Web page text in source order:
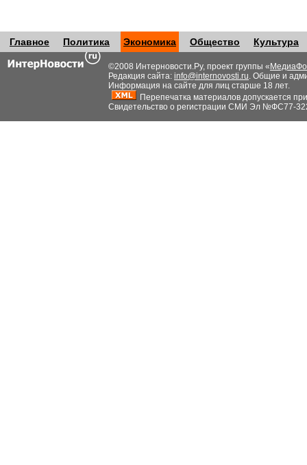
Главное Политика Экономика Общество Культура
©2008 Интерновости.Ру, проект группы «
Редакция сайта: info@internovosti.ru. Общие и
Информация на сайте для лиц старше 18 лет.
Перепечатка материалов допускается
Свидетельство о регистрации СМИ Эл №ФС77-